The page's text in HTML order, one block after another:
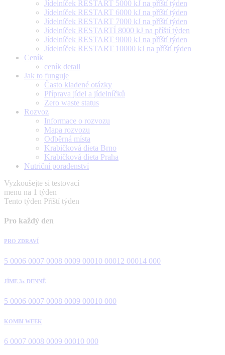
Jídelníček RESTART 5000 kJ na příští týden
Jídelníček RESTART 6000 kJ na příští týden
Jídelníček RESTART 7000 kJ na příští týden
Jídelníček RESTARTÍ 8000 kJ na příští týden
Jídelníček RESTART 9000 kJ na příští týden
Jídelníček RESTART 10000 kJ na příští týden
Ceník
ceník detail
Jak to funguje
Často kladené otázky
Příprava jídel a jídelníčků
Zero waste status
Rozvoz
Informace o rozvozu
Mapa rozvozu
Odběrná místa
Krabičková dieta Brno
Krabičková dieta Praha
Nutriční poradenství
Vyzkoušejte si testovací
menu na 1 týden
Tento týden Příští týden
Pro každý den
PRO ZDRAVÍ
5 0006 0007 0008 0009 00010 00012 00014 000
JÍME 3x DENNĚ
5 0006 0007 0008 0009 00010 000
KOMBI WEEK
6 0007 0008 0009 00010 000